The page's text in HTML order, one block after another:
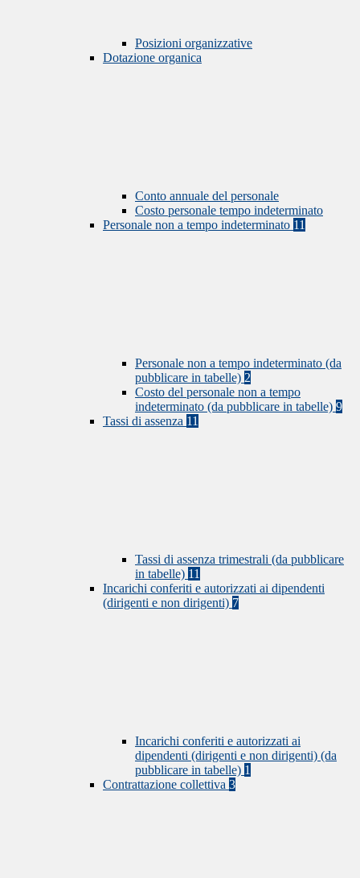
Posizioni organizzative
Dotazione organica
Conto annuale del personale
Costo personale tempo indeterminato
Personale non a tempo indeterminato 11
Personale non a tempo indeterminato (da
pubblicare in tabelle) 2
Costo del personale non a tempo
indeterminato (da pubblicare in tabelle) 9
Tassi di assenza 11
Tassi di assenza trimestrali (da pubblicare
in tabelle) 11
Incarichi conferiti e autorizzati ai dipendenti
(dirigenti e non dirigenti) 7
Incarichi conferiti e autorizzati ai
dipendenti (dirigenti e non dirigenti) (da
pubblicare in tabelle) 1
Contrattazione collettiva 3